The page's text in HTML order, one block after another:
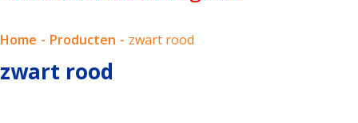
Home - Producten - zwart rood
zwart rood